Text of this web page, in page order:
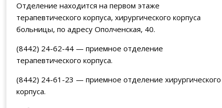
Отделение находится на первом этаже
терапевтического корпуса, хирургического корпуса
больницы, по адресу Ополченская, 40.
(8442) 24-62-44 — приемное отделение
терапевтического корпуса.
(8442) 24-61-23 — приемное отделение хирургического
корпуса.